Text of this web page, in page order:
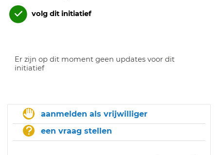
volg dit initiatief
Er zijn op dit moment geen updates voor dit
initiatief
aanmelden als vrijwilliger
een vraag stellen